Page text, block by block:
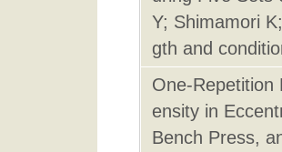
Y; Shimamori
gth and
One-Repetition
ensity in
Bench Press,